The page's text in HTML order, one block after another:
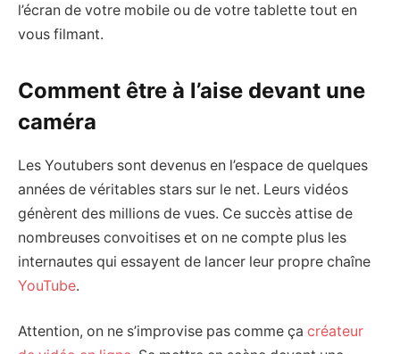
l’écran de votre mobile ou de votre tablette tout en
vous filmant.
Comment être à l’aise devant une
caméra
Les Youtubers sont devenus en l’espace de quelques
années de véritables stars sur le net. Leurs vidéos
génèrent des millions de vues. Ce succès attise de
nombreuses convoitises et on ne compte plus les
internautes qui essayent de lancer leur propre chaîne
YouTube.
Attention, on ne s’improvise pas comme ça créateur